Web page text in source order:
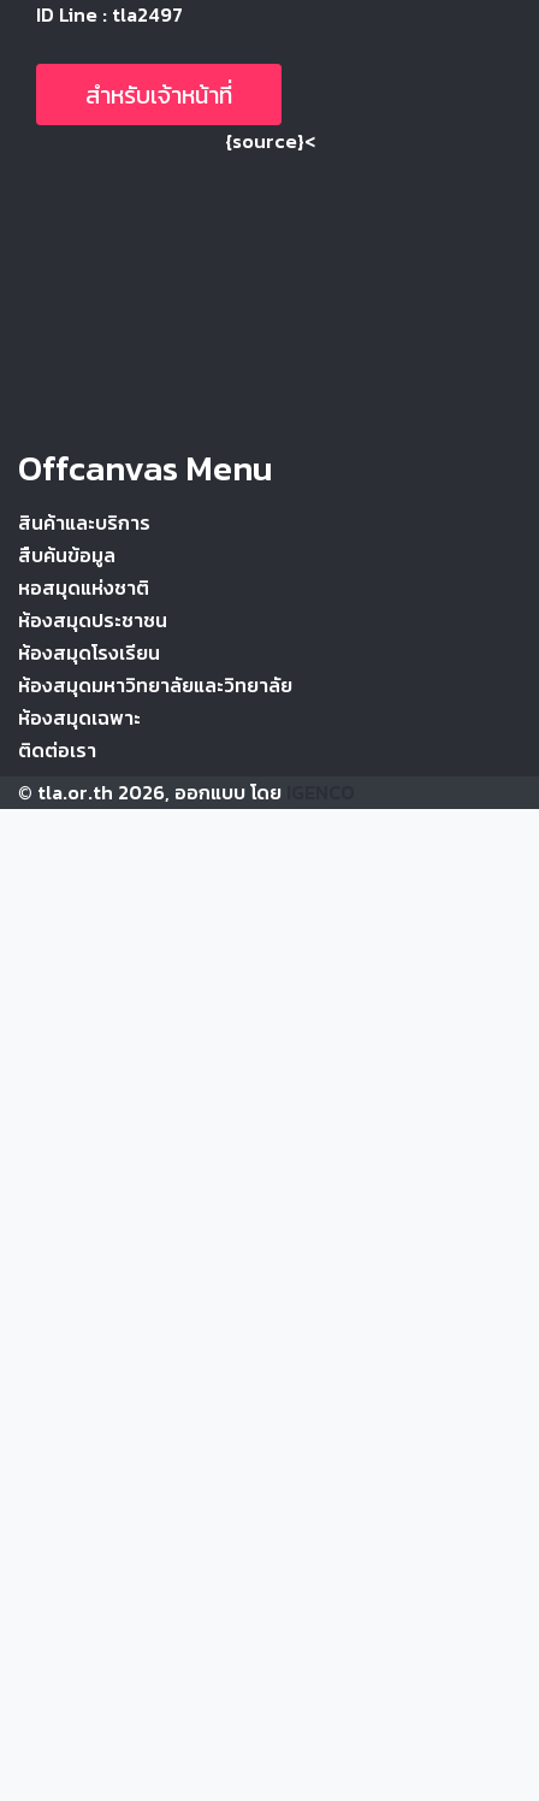
ID Line : tla2497
สำหรับเจ้าหน้าที่
{source}<
Offcanvas Menu
สินค้าและบริการ
สืบค้นข้อมูล
หอสมุดแห่งชาติ
ห้องสมุดประชาชน
ห้องสมุดโรงเรียน
ห้องสมุดมหาวิทยาลัยและวิทยาลัย
ห้องสมุดเฉพาะ
ติดต่อเรา
© tla.or.th 2026, ออกแบบ โดย